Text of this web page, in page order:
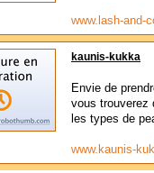
www.lash-and-
kaunis-kukka
Envie de
vous trouverez
les types de
www.kaunis-